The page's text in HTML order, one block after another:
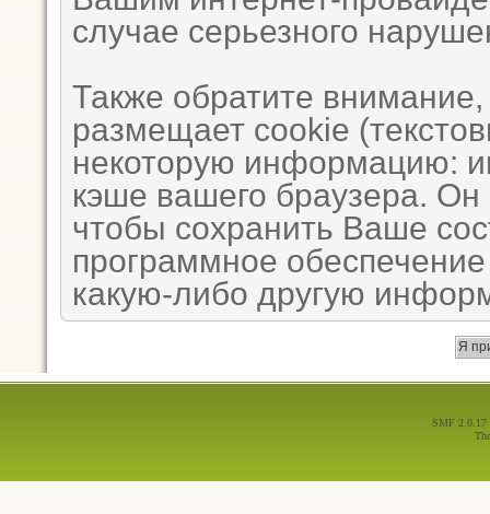
случае серьезного
Также обратите
размещает cookie
некоторую информацию:
кэше вашего браузера.
чтобы сохранить Ваше
программное
какую-либо другую
SMF 2.0.17